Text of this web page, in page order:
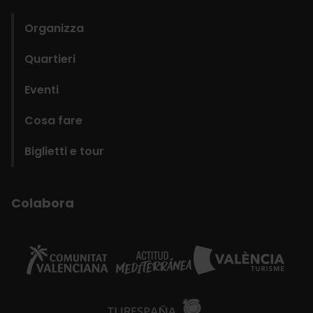
Organizza
Quartieri
Eventi
Cosa fare
Biglietti e tour
Colabora